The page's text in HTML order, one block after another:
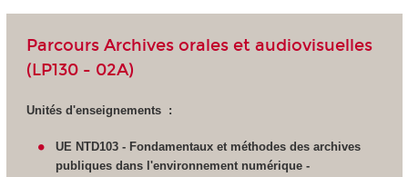
Parcours Archives orales et audiovisuelles
(LP130 - 02A)
Unités d'enseignements :
UE NTD103 - Fondamentaux et méthodes des archives
publiques dans l'environnement numérique -